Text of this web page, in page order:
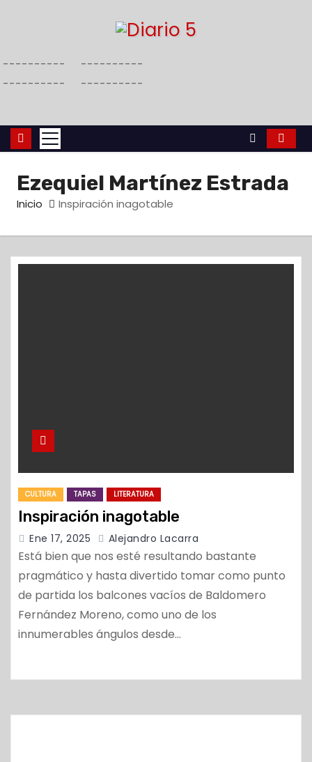
t
a
a
----------
----------
----------
----------
Ezequiel Martínez Estrada
Inicio Inspiración inagotable
CULTURA TAPAS LITERATURA
Inspiración inagotable
Ene 17, 2025 Alejandro Lacarra
Está bien que nos esté resultando bastante
pragmático y hasta divertido tomar como punto
de partida los balcones vacíos de Baldomero
Fernández Moreno, como uno de los
innumerables ángulos desde…